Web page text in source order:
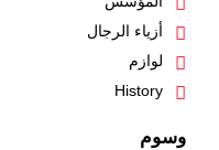
أزياء الرجال
لوازم
History
وسوم